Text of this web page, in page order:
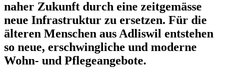
naher Zukunft durch eine zeitgemässe
neue Infrastruktur zu ersetzen. Für die
älteren Menschen aus Adliswil entstehen
so neue, erschwingliche und moderne
Wohn- und Pflegeangebote.